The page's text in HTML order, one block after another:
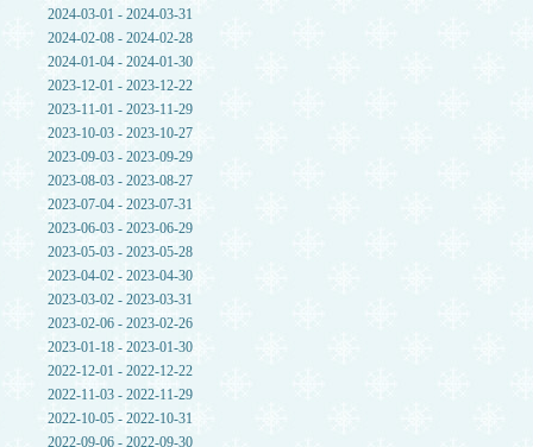
2024-03-01 - 2024-03-31
2024-02-08 - 2024-02-28
2024-01-04 - 2024-01-30
2023-12-01 - 2023-12-22
2023-11-01 - 2023-11-29
2023-10-03 - 2023-10-27
2023-09-03 - 2023-09-29
2023-08-03 - 2023-08-27
2023-07-04 - 2023-07-31
2023-06-03 - 2023-06-29
2023-05-03 - 2023-05-28
2023-04-02 - 2023-04-30
2023-03-02 - 2023-03-31
2023-02-06 - 2023-02-26
2023-01-18 - 2023-01-30
2022-12-01 - 2022-12-22
2022-11-03 - 2022-11-29
2022-10-05 - 2022-10-31
2022-09-06 - 2022-09-30